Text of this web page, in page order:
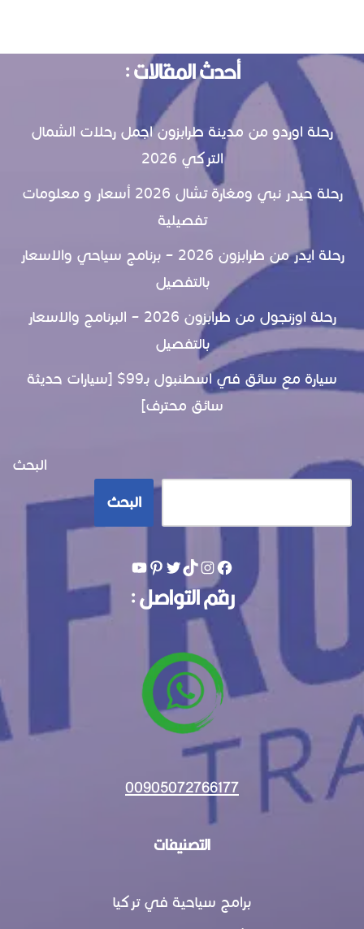
أحدث المقالات :
رحلة اوردو من مدينة طرابزون اجمل رحلات الشمال
التركي 2026
رحلة حيدر نبي ومغارة تشال 2026 أسعار و معلومات
تفصيلية
رحلة ايدر من طرابزون 2026 – برنامج سياحي والاسعار
بالتفصيل
رحلة اوزنجول من طرابزون 2026 – البرنامج والاسعار
بالتفصيل
سيارة مع سائق في اسطنبول بـ99$ [سيارات حديثة
سائق محترف]
البحث
البحث
رقم التواصل :
00905072766177
التصنيفات
برامج سياحية في تركيا